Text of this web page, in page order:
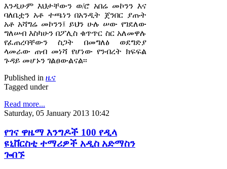
እንዲሁም እህታቸውን ወ/ሮ አበሬ መኮንን እና
ባለቤቷን አቶ ተጫነን በአንዲት ጀንበር ያጡት
አቶ አሻግሬ መኮንን፤ ይህን ሁሉ ሠው የገደለው
ግለሠብ እስካሁን በፖሊስ ቁጥጥር ስር አለመዋሉ
የፈጠረባቸውን ስጋት በመግለፅ ወደግድያ
ላመራው ጠብ መነሻ የሆነው የንብረት ክፍፍል
ጉዳይ መሆኑን ገልፀውልናል፡፡
Published in ዜና
Tagged under
Read more...
Saturday, 05 January 2013 10:42
የገና ዋዜማ እንግዶች 100 የዲላ
ዩኒቨርስቲ ተማሪዎች አዲስ አድማስን
ጐበኙ